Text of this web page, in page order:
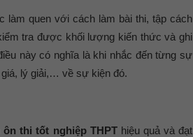
làm quen với cách làm bài thi, tập cách
tra được khối lượng kiến thức và ghi
này có nghĩa là khi nhắc đến từng sự
giá, lý giải,… về sự kiện đó.
ôn thi tốt nghiệp THPThiệu quả và đạt